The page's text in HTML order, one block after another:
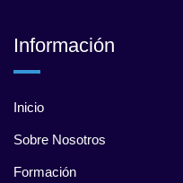
Información
Inicio
Sobre Nosotros
Formación